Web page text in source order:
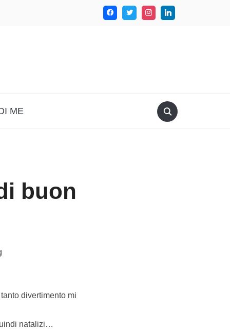
ME
buon
divertimento mi
natalizi…